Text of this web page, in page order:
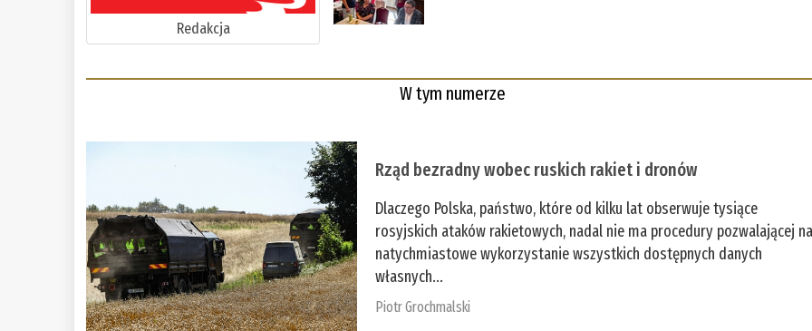
Redakcja
W tym numerze
Rząd bezradny wobec ruskich rakiet i dronów
Dlaczego Polska, państwo, które od kilku lat obserwuje tysiące
rosyjskich ataków rakietowych, nadal nie ma procedury pozwalającej
natychmiastowe wykorzystanie wszystkich dostępnych danych
własnych...
Piotr Grochmalski